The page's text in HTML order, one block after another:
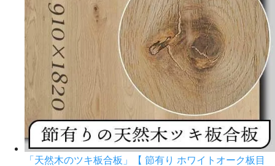
「天然木のツキ板合板」【 節有り ホワイトオーク板目